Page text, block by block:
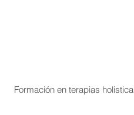
Formación en terapias